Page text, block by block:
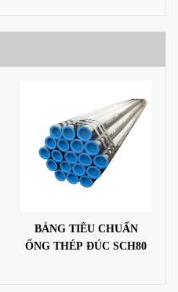
BẢNG TIÊU CHUẨN
ỐNG THÉP ĐÚC SCH80